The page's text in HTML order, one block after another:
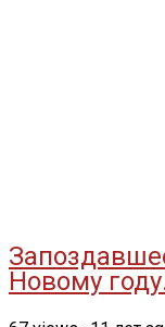
Новому